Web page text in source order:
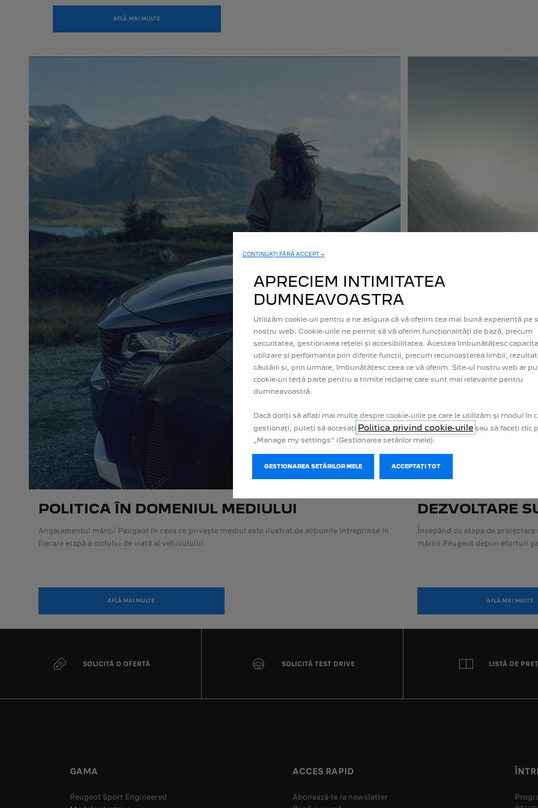
AFLĂ MAI MULTE
POLITICA ÎN DOMENIUL MEDIULUI
Angajamentul mărcii Peugeot în ceea ce privește mediul este ilustrat de acțiunile întreprinse în
fiecare etapă a ciclului de viață al vehiculului.
AFLĂ MAI MULTE
DEZVOLTARE
Începând cu etapa de
mărcii Peugeot depun eforturi
AFLĂ MAI MULTE
SOLICITĂ O OFERTĂ SOLICITĂ TEST DRIVE LISTĂ DE
GAMA
Peugeot Sport Engineered
ACCES RAPID
Abonează-te la newsletter
CONTINUAȚI FĂRĂ ACCEPT →
APRECIEM INTIMITATEA
DUMNEAVOASTRA
Utilizăm cookie-uri pentru a ne asigura că vă oferim cea mai bună experiență pe
nostru web. Cookie-urile ne permit să vă oferim funcționalități de bază, precum
securitatea, gestionarea rețelei și accesibilitatea. Acestea îmbunătățesc
utilizare și performanța prin diferite funcții, precum recunoașterea limbii,
căutării și, prin urmare, îmbunătățesc ceea ce vă oferim. Site-ul nostru web ar
cookie-uri terță parte pentru a trimite reclame care sunt mai relevante pentru
dumneavoastră.
Dacă doriți să aflați mai multe despre cookie-urile pe care le utilizăm și modul în
gestionați, puteți să accesați Politica privind cookie-urile sau să faceți clic
„Manage my settings” (Gestionarea setărilor mele).
GESTIONAREA SETĂRILOR MELE ACCEPTAȚI TOT